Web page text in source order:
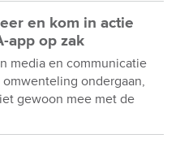
en kom in actie
app op zak
media en communicatie
ondergaan,
gewoon mee met de